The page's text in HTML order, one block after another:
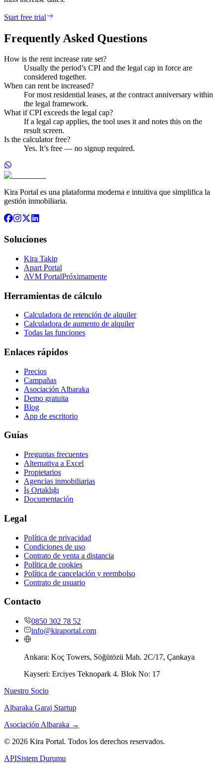
Start free trial
Frequently Asked Questions
How is the rent increase rate set?
Usually the period’s CPI and the legal cap in force are
considered together.
When can rent be increased?
For most residential leases, at the contract anniversary within
the legal framework.
What if CPI exceeds the legal cap?
If a legal cap applies, the tool uses it and notes this on the
result screen.
Is the calculator free?
Yes. It’s free — no signup required.
Kira Portal es una plataforma moderna e intuitiva que simplifica la
gestión inmobiliaria.
Soluciones
Kira Takip
Apart Portal
AVM PortalPróximamente
Herramientas de cálculo
Calculadora de retención de alquiler
Calculadora de aumento de alquiler
Todas las funciones
Enlaces rápidos
Precios
Campañas
Asociación Albaraka
Demo gratuita
Blog
App de escritorio
Guías
Preguntas frecuentes
Alternativa a Excel
Propietarios
Agencias inmobiliarias
İş Ortaklığı
Documentación
Legal
Política de privacidad
Condiciones de uso
Contrato de venta a distancia
Política de cookies
Política de cancelación y reembolso
Contrato de usuario
Contacto
0850 302 78 52
info@kiraportal.com
Ankara: Koç Towers, Söğütözü Mah. 2C/17, Çankaya
Kayseri: Erciyes Teknopark 4. Blok No: 17
Nuestro Socio
Albaraka Garaj Startup
Asociación Albaraka →
© 2026 Kira Portal. Todos los derechos reservados.
APISistem Durumu